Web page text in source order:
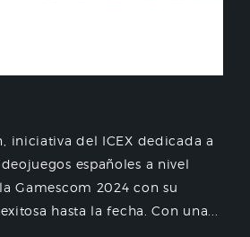
iniciativa del ICEX dedicada a
españoles a nivel
Gamescom 2024 con su
hasta la fecha. Con una...